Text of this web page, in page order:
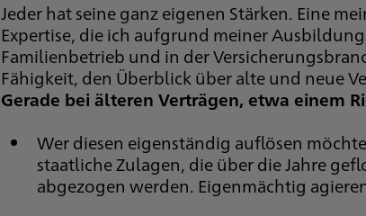
Jeder hat seine ganz eigenen Stärken. Eine
Expertise, die ich aufgrund meiner
Familienbetrieb und in der
Fähigkeit, den Überblick über alte und neue
Gerade bei älteren Verträgen, etwa einem
Wer diesen eigenständig auflösen
staatliche Zulagen, die über die Jahre
abgezogen werden. Eigenmächtig